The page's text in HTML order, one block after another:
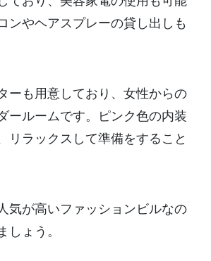
ンやヘアスプレーの貸し出しも
ーも用意しており、女性からの
ールームです。ピンク色の内装
リラックスして準備をすること
気が高いファッションビルなの
ょう。